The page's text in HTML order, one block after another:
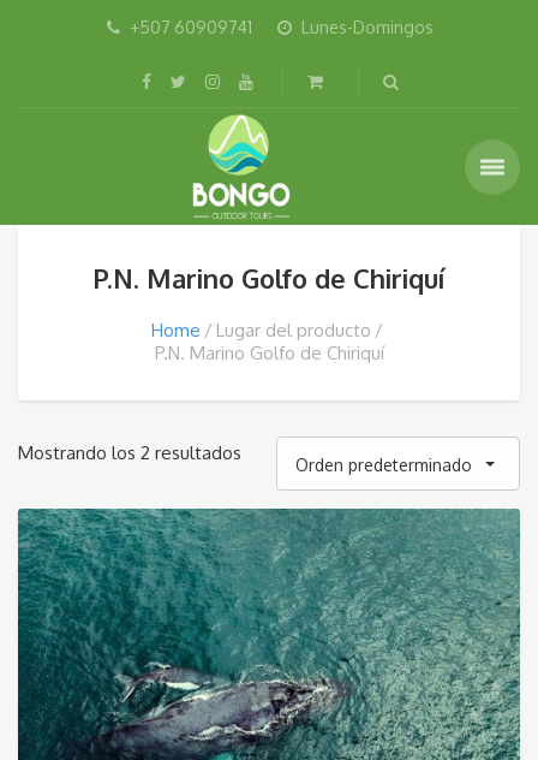
+507 60909741 Lunes-Domingos
P.N. Marino Golfo de Chiriquí
Home
Lugar del producto
P.N. Marino Golfo de Chiriquí
Mostrando los 2 resultados
Orden predeterminado